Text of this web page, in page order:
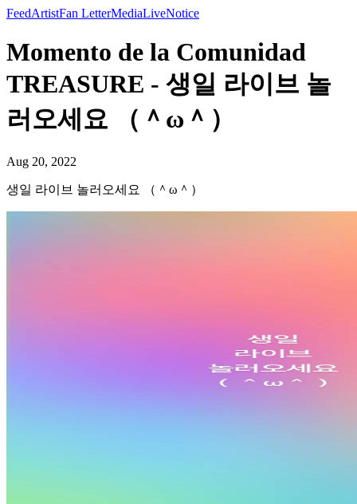
FeedArtistFan LetterMediaLiveNotice
Momento de la Comunidad
TREASURE - 생일 라이브 놀
러오세요 （＾ω＾）
Aug 20, 2022
생일 라이브 놀러오세요 （＾ω＾）